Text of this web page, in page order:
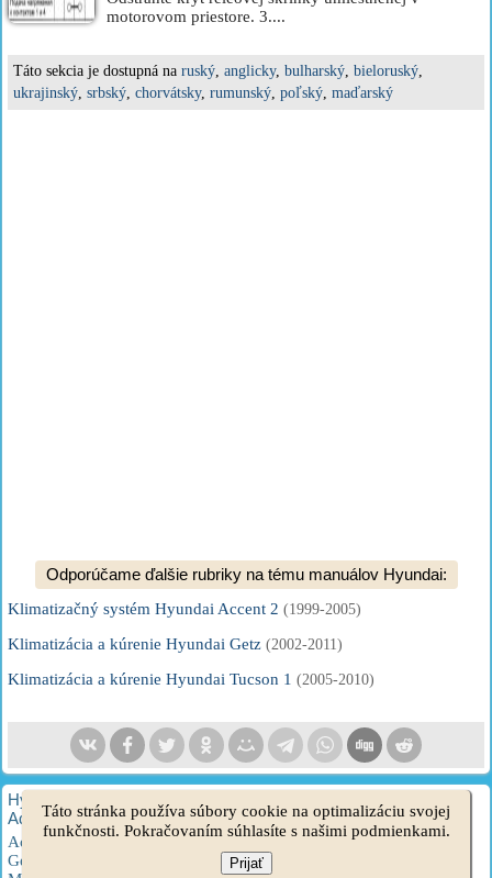
motorovom priestore. 3....
Táto sekcia je dostupná na ruský, anglicky, bulharský, bieloruský,
ukrajinský, srbský, chorvátsky, rumunský, poľský, maďarský
Odporúčame ďalšie rubriky na tému manuálov Hyundai:
Klimatizačný systém Hyundai Accent 2 (1999-2005)
Klimatizácia a kúrenie Hyundai Getz (2002-2011)
Klimatizácia a kúrenie Hyundai Tucson 1 (2005-2010)
HyundaiBook.ru © 2018-2026
Administrácia·Vyhľadávanie na stránke· Majitelia Hyundai
Accent 1·Accent 2·Accent 3·Elantra 1·Elantra 2·Elantra 3·
Getz
Santa Fe 2
Táto stránka používa súbory cookie na optimalizáciu svojej
funkčnosti. Pokračovaním súhlasíte s našimi podmienkami.
Prijať